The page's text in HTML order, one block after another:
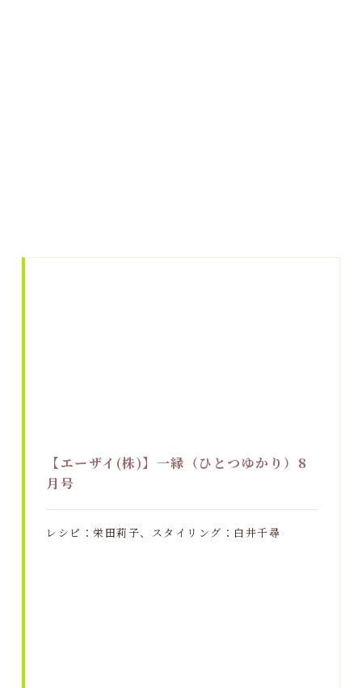
【エーザイ(株)】一縁（ひとつゆかり）8
月号
レシピ：栄田莉子、スタイリング：白井千尋